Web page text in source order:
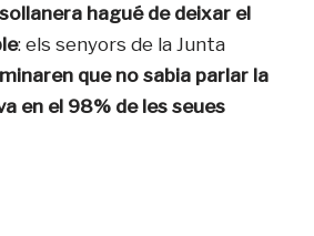
hagué de deixar el
: els senyors de la Junta
que no sabia parlar la
en el 98% de les seues